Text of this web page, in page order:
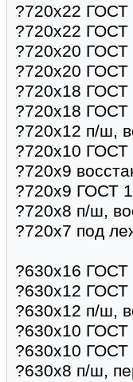
?720х22 ГОСТ
?720х22 ГОСТ
?720х20 ГОСТ
?720х20 ГОСТ
?720х18 ГОСТ
?720х18 ГОСТ
?720х12 п/ш,
?720х10 ГОСТ
?720х9
?720х9 ГОСТ
?720х8 п/ш,
?720х7 под
?630х16 ГОСТ
?630х12 ГОСТ
?630х12 п/ш,
?630х10 ГОСТ
?630х10 ГОСТ
?630х8 п/ш,